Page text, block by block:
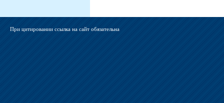
При цитировании ссылка на сайт обязательна